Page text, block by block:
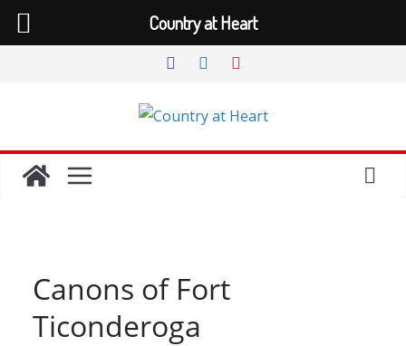
Canons of Fort
Ticonderoga
Country at Heart